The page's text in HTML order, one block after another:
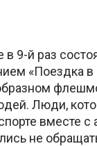
9-й раз
«Поездка в
Люди,
вместе с
не